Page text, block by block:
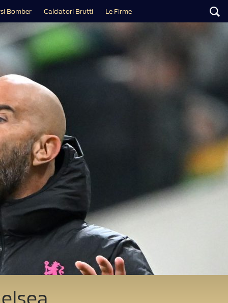
Bomber Calciatori Brutti Le Firme